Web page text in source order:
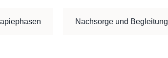
Nachsorge und Begleitung